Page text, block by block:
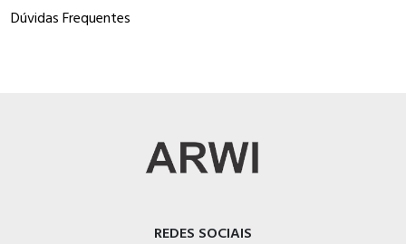
Dúvidas Frequentes
REDES SOCIAIS